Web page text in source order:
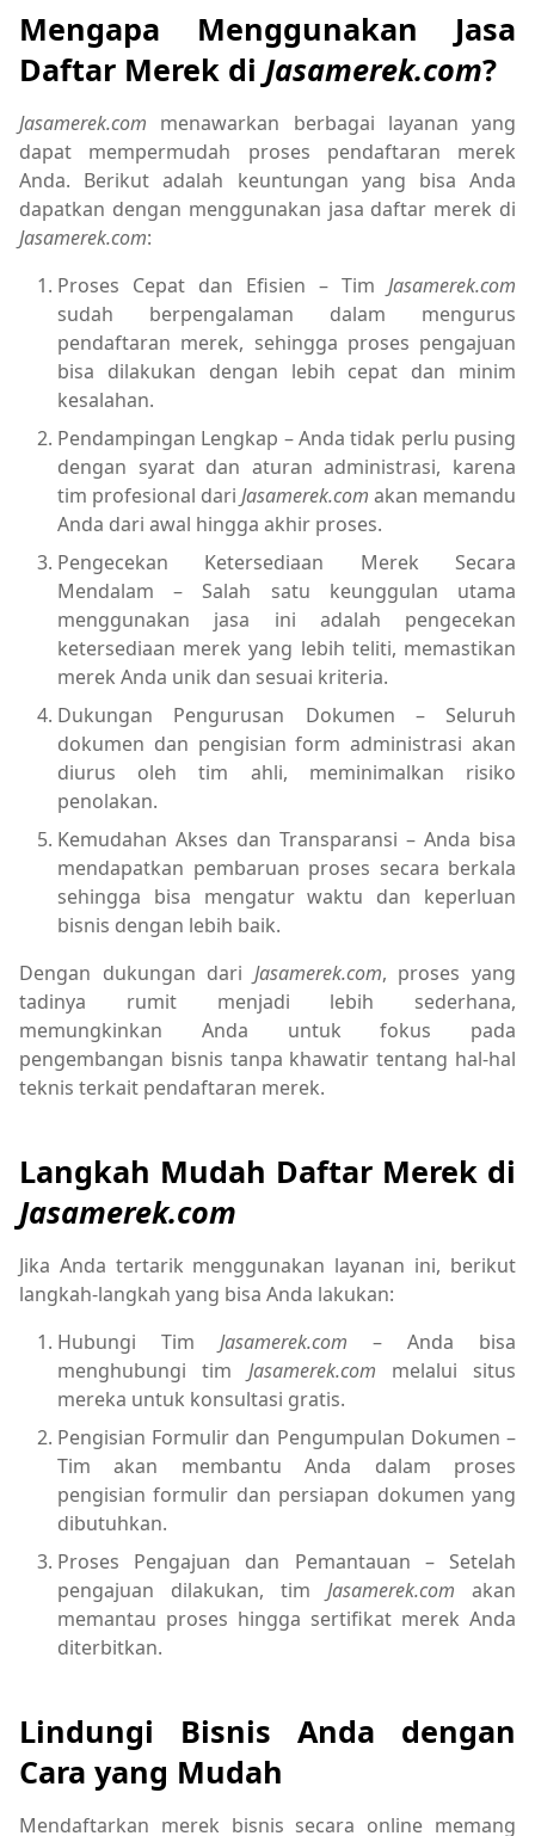
Mengapa Menggunakan Jasa
Daftar Merek di Jasamerek.com?
Jasamerek.com menawarkan berbagai layanan yang
dapat mempermudah proses pendaftaran merek
Anda. Berikut adalah keuntungan yang bisa Anda
dapatkan dengan menggunakan jasa daftar merek di
Jasamerek.com:
Proses Cepat dan Efisien – Tim Jasamerek.com
sudah berpengalaman dalam mengurus
pendaftaran merek, sehingga proses pengajuan
bisa dilakukan dengan lebih cepat dan minim
kesalahan.
Pendampingan Lengkap – Anda tidak perlu pusing
dengan syarat dan aturan administrasi, karena
tim profesional dari Jasamerek.com akan memandu
Anda dari awal hingga akhir proses.
Pengecekan Ketersediaan Merek Secara
Mendalam – Salah satu keunggulan utama
menggunakan jasa ini adalah pengecekan
ketersediaan merek yang lebih teliti, memastikan
merek Anda unik dan sesuai kriteria.
Dukungan Pengurusan Dokumen – Seluruh
dokumen dan pengisian form administrasi akan
diurus oleh tim ahli, meminimalkan risiko
penolakan.
Kemudahan Akses dan Transparansi – Anda bisa
mendapatkan pembaruan proses secara berkala
sehingga bisa mengatur waktu dan keperluan
bisnis dengan lebih baik.
Dengan dukungan dari Jasamerek.com, proses yang
tadinya rumit menjadi lebih sederhana,
memungkinkan Anda untuk fokus pada
pengembangan bisnis tanpa khawatir tentang hal-hal
teknis terkait pendaftaran merek.
Langkah Mudah Daftar Merek di
Jasamerek.com
Jika Anda tertarik menggunakan layanan ini, berikut
langkah-langkah yang bisa Anda lakukan:
Hubungi Tim Jasamerek.com – Anda bisa
menghubungi tim Jasamerek.com melalui situs
mereka untuk konsultasi gratis.
Pengisian Formulir dan Pengumpulan Dokumen –
Tim akan membantu Anda dalam proses
pengisian formulir dan persiapan dokumen yang
dibutuhkan.
Proses Pengajuan dan Pemantauan – Setelah
pengajuan dilakukan, tim Jasamerek.com akan
memantau proses hingga sertifikat merek Anda
diterbitkan.
Lindungi Bisnis Anda dengan
Cara yang Mudah
Mendaftarkan merek bisnis secara online memang